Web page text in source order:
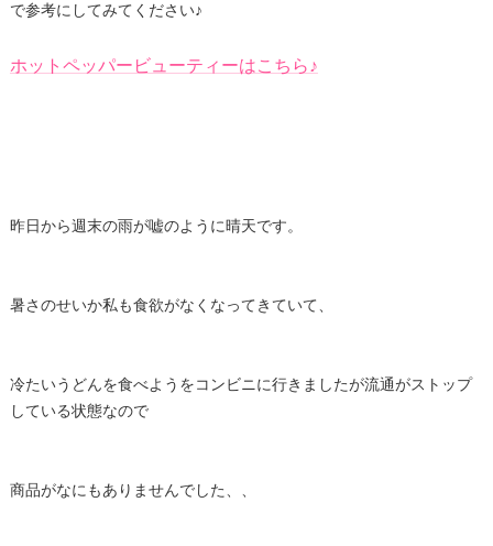
で参考にしてみてください♪
ホットペッパービューティーはこちら♪
昨日から週末の雨が嘘のように晴天です。
暑さのせいか私も食欲がなくなってきていて、
冷たいうどんを食べようをコンビニに行きましたが流通がストップ
している状態なので
商品がなにもありませんでした、、